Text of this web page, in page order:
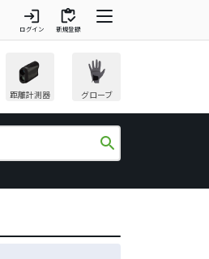
login
ログイン
inventory
新規登録
距離計測器 グローブ
search